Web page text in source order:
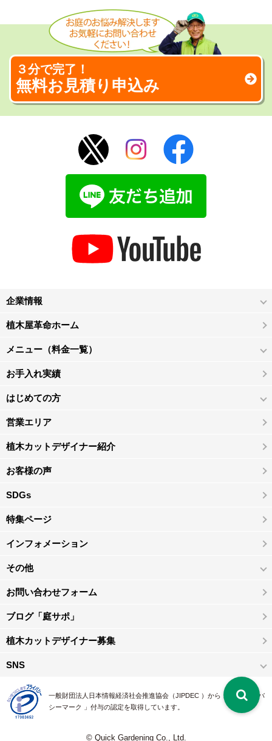
３分で完了！
無料お見積り申込み
企業情報
植木屋革命ホーム
メニュー（料金一覧）
お手入れ実績
はじめての方
営業エリア
植木カットデザイナー紹介
お客様の声
SDGs
特集ページ
インフォメーション
その他
お問い合わせフォーム
ブログ「庭サポ」
植木カットデザイナー募集
SNS
一般財団法人日本情報経済社会推進協会（JIPDEC ）から 、「 プライバ
シーマーク 」付与の認定を取得しています。
© Quick Gardening Co., Ltd.